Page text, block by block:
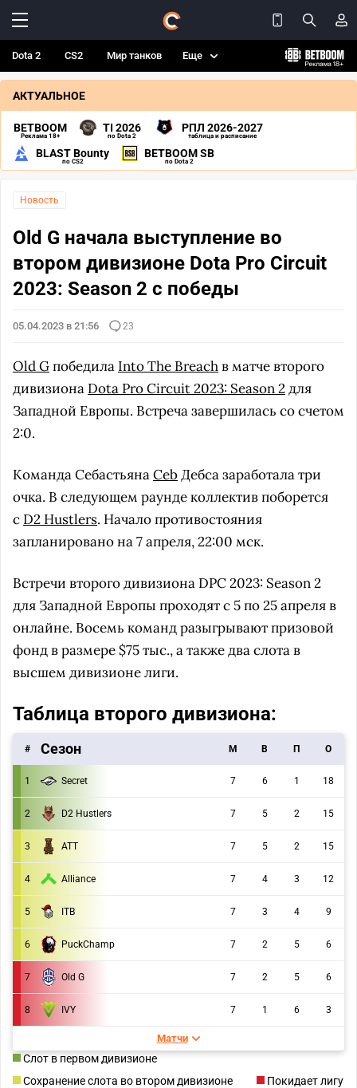
Dota 2 CS2 Мир танков Еще
АКТУАЛЬНОЕ
BETBOOM
Реклама 18+
TI 2026
по Dota 2
РПЛ 2026-2027
таблица и расписание
BLAST Bounty
по CS2
BETBOOM SB
по Dota 2
Новость
Old G начала выступление во
втором дивизионе Dota Pro Circuit
2023: Season 2 с победы
05.04.2023 в 21:56 23
Old Gпобедила Into The Breachв матче второго
дивизиона Dota Pro Circuit 2023: Season 2для
Западной Европы. Встреча завершилась со счетом
2:0.
Команда СебастьянаCebДебса заработала три
очка. В следующем раунде коллектив поборется
с D2 Hustlers. Начало противостояния
запланировано на 7 апреля, 22:00 мск.
Встречи второго дивизиона DPC 2023: Season 2
для Западной Европы проходят с 5 по 25 апреля в
онлайне. Восемь команд разыгрывают призовой
фонд в размере $75 тыс., а также два слота в
высшем дивизионе лиги.
Таблица второго дивизиона:
# Сезон M В П О
1 Secret 7 6 1 18
2 D2 Hustlers 7 5 2 15
3 ATT 7 5 2 15
4 Alliance 7 4 3 12
5 ITB 7 3 4 9
6 PuckChamp 7 2 5 6
7 Old G 7 2 5 6
8 IVY 7 1 6 3
Матчи
Слот в первом дивизионе
Сохранение слота во втором дивизионе
Покидает лигу